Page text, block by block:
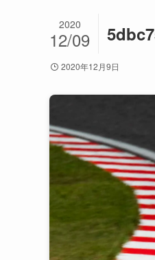
2020
12/09
2020年12月9日